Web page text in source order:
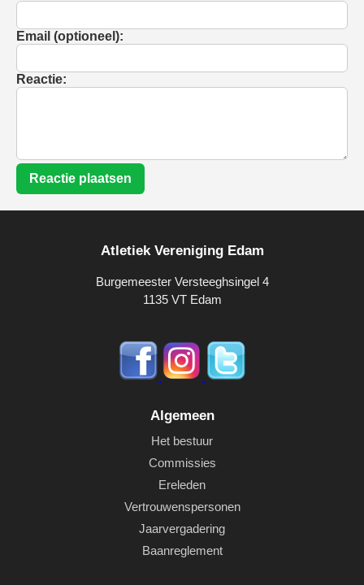
Email (optioneel):
Reactie:
Reactie plaatsen
Atletiek Vereniging Edam
Burgemeester Versteeghsingel 4
1135 VT Edam
Algemeen
Het bestuur
Commissies
Ereleden
Vertrouwenspersonen
Jaarvergadering
Baanreglement